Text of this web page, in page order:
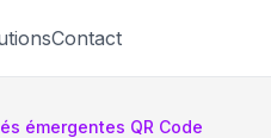
Contact
émergentes QR Code